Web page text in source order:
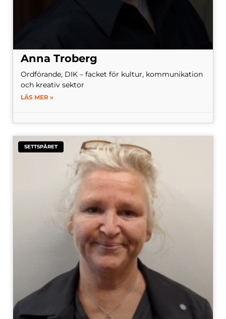
Anna Troberg
Ordförande, DIK – facket för kultur, kommunikation
och kreativ sektor
LÄS MER »
SETTSPÅRET